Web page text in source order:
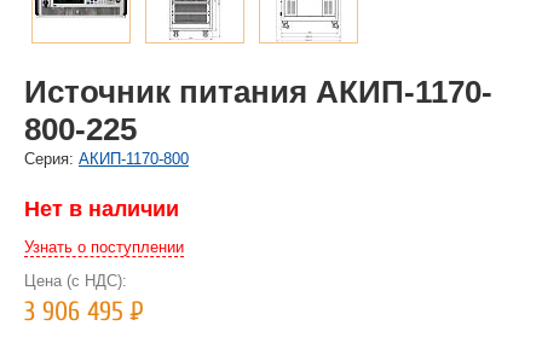
Источник питания АКИП-1170-
800-225
Cерия: АКИП-1170-800
Нет в наличии
Узнать о поступлении
Цена (с НДС):
3 906 495Р